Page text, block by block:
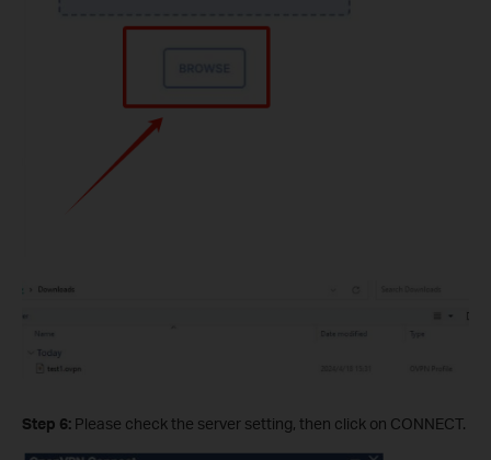
Step 6: Please check the server setting, then click on CONNECT.